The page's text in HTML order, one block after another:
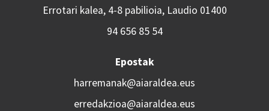
Errotari kalea, 4-8 pabilioia, Laudio 01400
94 656 85 54
Epostak
harremanak@aiaraldea.eus
erredakzioa@aiaraldea.eus